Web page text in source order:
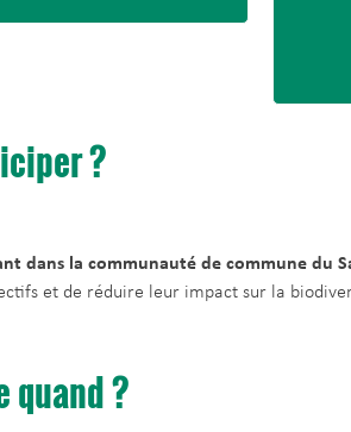
?
dans la communauté de commune du
et de réduire leur impact sur la
quand ?